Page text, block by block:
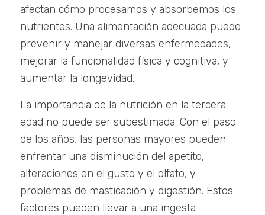
afectan cómo procesamos y absorbemos los
nutrientes. Una alimentación adecuada puede
prevenir y manejar diversas enfermedades,
mejorar la funcionalidad física y cognitiva, y
aumentar la longevidad.
La importancia de la nutrición en la tercera
edad no puede ser subestimada. Con el paso
de los años, las personas mayores pueden
enfrentar una disminución del apetito,
alteraciones en el gusto y el olfato, y
problemas de masticación y digestión. Estos
factores pueden llevar a una ingesta